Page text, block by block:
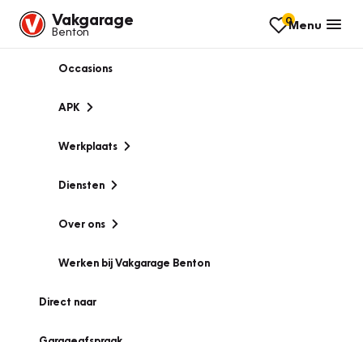
Vakgarage
Benton
0Menu
Occasions
APK
Werkplaats
Diensten
Over ons
Werken bij Vakgarage Benton
Direct naar